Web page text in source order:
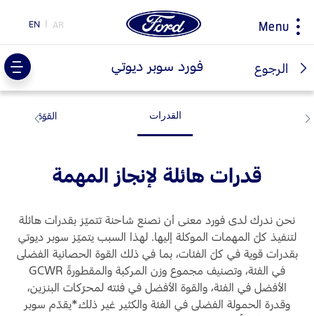
Menu
AR
EN
اختيار
اختر
بلدك
احجز طلب قيادة
اكتشف فورد SYNC
تقنية EcoBoost
تكنولوجيا
جهة تحويل فورد برو
اكسسوارات
إرشادات لتوفير الوقود
خدمة الصيانة
الخدمات السريعة
التاريخ و التراث
المبادرات
محاربات بروح وردية
الرجوع فورد سوبر ديوتي
القدرات القوّة
قدرات هائلة لإنجاز المهمة
نحن ندرك لدى فورد معنى أن نصنع شاحنة تتميّز بقدرات هائلة
لتنفيذ كلّ المهمات الموكلة إليها. لهذا السبب يتميّز سوبر ديوتي
بقدرات قوية في كلّ الفئات، بما في ذلك القوة الحصانية الفضلى
في الفئة، وتصنيف مجموع وزن المركبة والمقطورةّ GCWR
الأفضل في الفئة، والقوة الأفضل في فئته لمحرّكات البنزين،
وقدرة الحمولة الفضلى في الفئة والكثير غير ذلك.*يقدّم سوبر